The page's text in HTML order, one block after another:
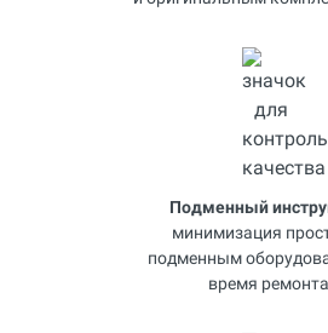
Подменный
минимизация
подменным
время